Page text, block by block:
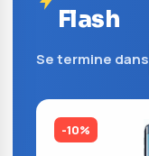
Flash
Se termine dans
-10%